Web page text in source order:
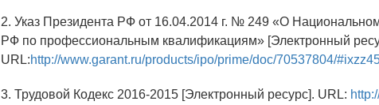
2. Указ Президента РФ от 16.04.2014 г. № 249 «О
РФ по профессиональным квалификациям» [Электронный
URL:http://www.garant.ru/products/ipo/prime/doc/70537804/
3. Трудовой Кодекс 2016-2015 [Электронный ресурс]. URL: